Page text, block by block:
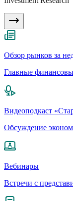
Обзор рынков за
Главные
Видеоподкаст
Обсуждение
Вебинары
Встречи с